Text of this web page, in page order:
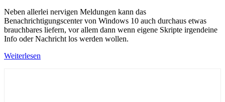
Neben allerlei nervigen Meldungen kann das
Benachrichtigungscenter von Windows 10 auch durchaus etwas
brauchbares liefern, vor allem dann wenn eigene Skripte irgendeine
Info oder Nachricht los werden wollen.
Weiterlesen